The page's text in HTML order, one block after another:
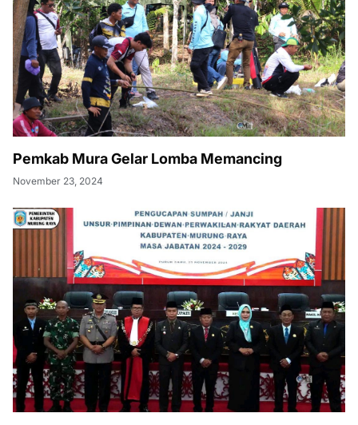
Pemkab Mura Gelar Lomba Memancing
November 23, 2024